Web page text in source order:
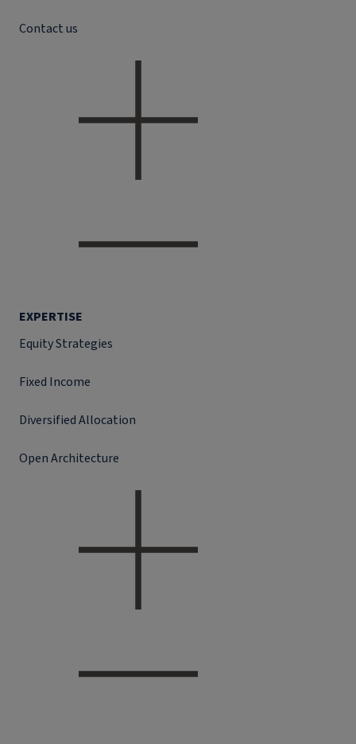
Contact us
EXPERTISE
Equity Strategies
Fixed Income
Diversified Allocation
Open Architecture